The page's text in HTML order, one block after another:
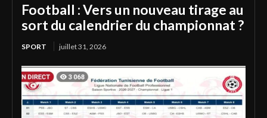
Football : Vers un nouveau tirage au
sort du calendrier du championnat ?
SPORT juillet 31, 2026